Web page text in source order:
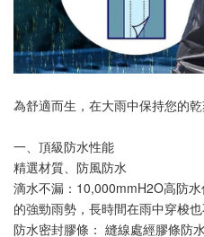
為舒適而生，在大雨中保持您的乾
一、頂級防水性能
精選材質、防風防水
滴水不漏：10,000mmH2O高防
的強勁雨勢，長時間在雨中穿梭也
防水密封膠條： 縫線處經膠條防